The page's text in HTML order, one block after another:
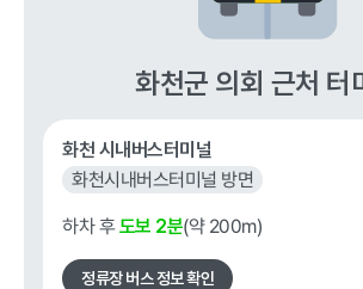
화천군 의회 근처 터
화천 시내버스터미널
화천시내버스터미널 방면
하차 후도보 2분(약 200m)
정류장 버스 정보 확인